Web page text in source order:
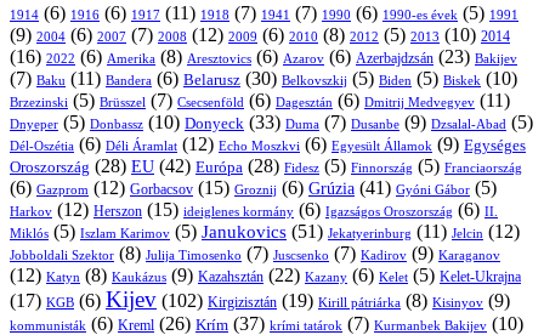
1914 (6) 1916 (6) 1917 (11) 1918 (7) 1941 (7) 1990 (6) 1990-es évek (5) 1991
(9) 2004 (6) 2007 (7) 2008 (12) 2009 (6) 2010 (8) 2012 (5) 2013 (10) 2014
(16) 2022 (6) Amerika (8) Aresztovics (6) Azarov (6) Azerbajdzsán (23) Bakijev
(7) Baku (11) Bandera (6) Belarusz (30) Belkovszkij (5) Biden (5) Biskek (10)
Brzezinski (5) Brüsszel (7) Csecsenföld (6) Dagesztán (6) Dmitrij Medvegyev (11)
Dnyeper (5) Donbassz (10) Donyeck (33) Duma (7) Dusanbe (9) Dzsalal-Abad (5)
Dél-Oszétia (6) Déli Áramlat (12) Echo Moszkvi (6) Egyesült Államok (9) Egységes
Oroszország (28) EU (42) Európa (28) Fidesz (5) Finnország (5) Franciaország
(6) Gazprom (12) Gorbacsov (15) Groznij (6) Grúzia (41) Gyóni Gábor (5)
Harkov (12) Herszon (15) ideiglenes kormány (6) Igazságos Oroszország (6) II.
Miklós (5) Iszlam Karimov (5) Janukovics (51) Jekatyerinburg (11) Jelcin (12)
Jobboldali Szektor (8) Julija Timosenko (7) Juscsenko (7) Kadirov (9) Karaganov
(12) Katyn (8) Kaukázus (9) Kazahsztán (22) Kazany (6) Kelet (5) Kelet-Ukrajna
(17) KGB (6) Kijev (102) Kirgizisztán (19) Kirill pátriárka (8) Kisinyov (9)
kommunisták (6) Kreml (26) Krím (37) krími tatárok (7) Kurmanbek Bakijev (10)